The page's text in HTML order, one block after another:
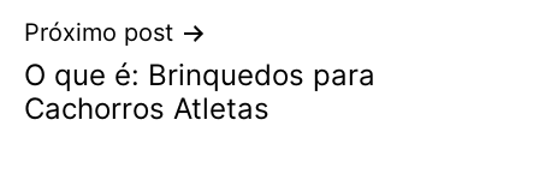
Próximo post
O que é: Brinquedos para
Cachorros Atletas